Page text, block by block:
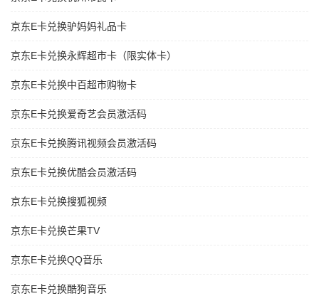
京东E卡兑换驴妈妈礼品卡
京东E卡兑换永辉超市卡（限实体卡）
京东E卡兑换中百超市购物卡
京东E卡兑换爱奇艺会员激活码
京东E卡兑换腾讯视频会员激活码
京东E卡兑换优酷会员激活码
京东E卡兑换搜狐视频
京东E卡兑换芒果TV
京东E卡兑换QQ音乐
京东E卡兑换酷狗音乐